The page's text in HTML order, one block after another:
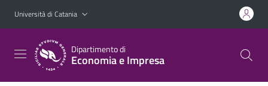
Vai al contenuto principale
Vai al menu di navigazione
Università di Catania
Dipartimento di
Economia e Impresa